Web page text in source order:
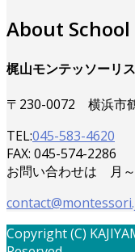
About School
梶山モンテッソーリ
〒230-0072 横浜市
TEL:045-583-4620
FAX: 045-574-2286
お問い合わせは 月
Copyright (C)